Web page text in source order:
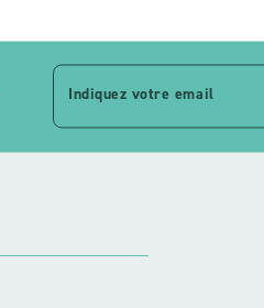
Indiquez votre email